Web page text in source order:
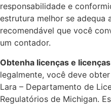
responsabilidade e
estrutura melhor se adequa
recomendável que você
um contador.
Obtenha licenças e
legalmente, você deve
Lara – Departamento de
Regulatórios de Michigan.